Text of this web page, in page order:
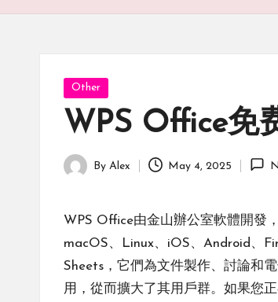
Posted
in
Other
WPS Office免
Posted
By Alex May 4, 2025
WPS Office由金山辦公室軟體開發
macOS、Linux、iOS、Android、
Sheets，它們為文件製作、討論和
用，從而擴大了其用戶群。如果您